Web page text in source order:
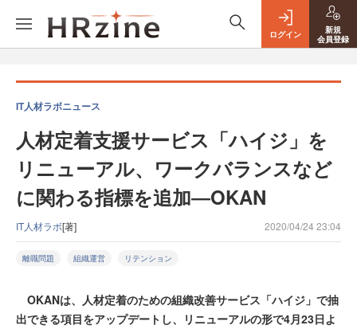
ログイン
新規
会員登録
IT人材ラボニュース
人材定着支援サービス「ハイジ」を
リニューアル、ワークバランスなど
に関わる指標を追加―OKAN
IT人材ラボ[著] 2020/04/24 23:04
離職問題 組織運営 リテンション
OKANは、⼈材定着のための組織改善サービス「ハイジ」で抽
出できる項目をアップデートし、リニューアルの形で4⽉23⽇よ